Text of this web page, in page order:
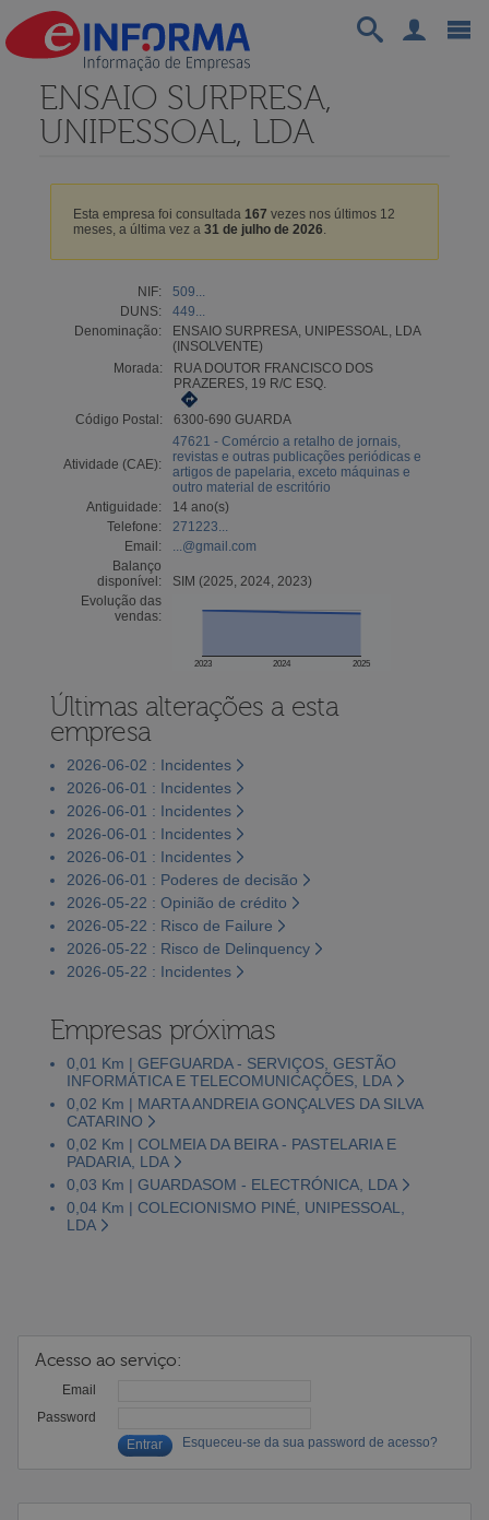
ENSAIO SURPRESA,
UNIPESSOAL, LDA
Esta empresa foi consultada 167 vezes nos últimos 12
meses, a última vez a 31 de julho de 2026.
NIF:
509...
DUNS:
449...
Denominação:
ENSAIO SURPRESA, UNIPESSOAL, LDA
(INSOLVENTE)
Morada:
RUA DOUTOR FRANCISCO DOS
PRAZERES, 19 R/C ESQ.
Código Postal: 6300-690 GUARDA
Atividade (CAE):
47621 - Comércio a retalho de jornais,
revistas e outras publicações periódicas e
artigos de papelaria, exceto máquinas e
outro material de escritório
Antiguidade:
14 ano(s)
Telefone:
271223...
Email:
...@gmail.com
Balanço
disponível:
SIM (2025, 2024, 2023)
Evolução das
vendas:
2023 2024 2025
Últimas alterações a esta
empresa
2026-06-02 : Incidentes
2026-06-01 : Incidentes
2026-06-01 : Incidentes
2026-06-01 : Incidentes
2026-06-01 : Incidentes
2026-06-01 : Poderes de decisão
2026-05-22 : Opinião de crédito
2026-05-22 : Risco de Failure
2026-05-22 : Risco de Delinquency
2026-05-22 : Incidentes
Empresas próximas
0,01 Km | GEFGUARDA - SERVIÇOS, GESTÃO
INFORMÁTICA E TELECOMUNICAÇÕES, LDA
0,02 Km | MARTA ANDREIA GONÇALVES DA SILVA
CATARINO
0,02 Km | COLMEIA DA BEIRA - PASTELARIA E
PADARIA, LDA
0,03 Km | GUARDASOM - ELECTRÓNICA, LDA
0,04 Km | COLECIONISMO PINÉ, UNIPESSOAL,
LDA
Acesso ao serviço:
Email
Password
Esqueceu-se da sua password de acesso?